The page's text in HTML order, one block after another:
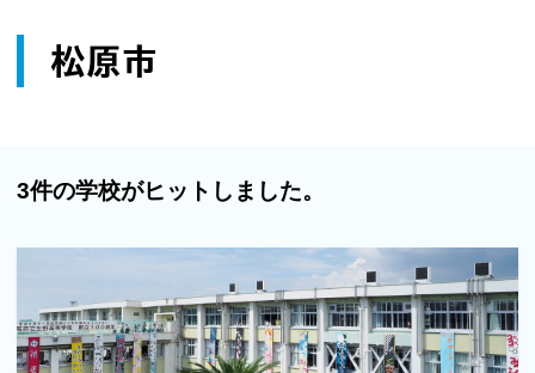
小 中
松原市
3件の学校がヒットしました。